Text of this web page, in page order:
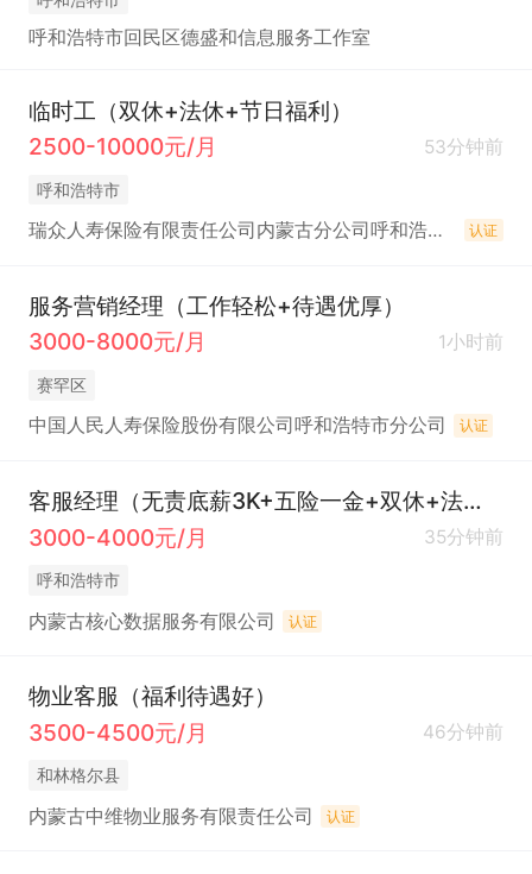
呼和浩特市回民区德盛和信息服务工作室
临时工（双休+法休+节日福利）
2500-10000元/月
53分钟前
呼和浩特市
瑞众人寿保险有限责任公司内蒙古分公司呼和浩特中心支公司（本部一区） 认证
服务营销经理（工作轻松+待遇优厚）
3000-8000元/月
1小时前
赛罕区
中国人民人寿保险股份有限公司呼和浩特市分公司 认证
客服经理（无责底薪3K+五险一金+双休+法休）
3000-4000元/月
35分钟前
呼和浩特市
内蒙古核心数据服务有限公司 认证
物业客服（福利待遇好）
3500-4500元/月
46分钟前
和林格尔县
内蒙古中维物业服务有限责任公司 认证